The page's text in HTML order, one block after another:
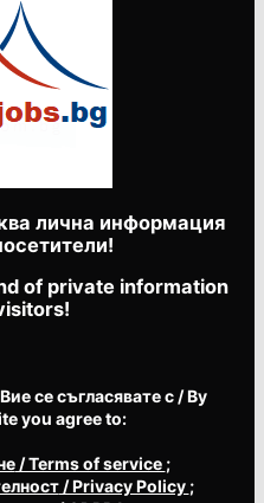
лична информация
of private information
се съгласявате с / By
you agree to:
/ Terms of service ;
/ Privacy Policy ;